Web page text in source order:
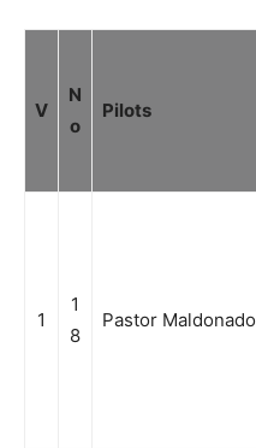
V
N
o
Pilots
1
1
8
Pastor Maldonado